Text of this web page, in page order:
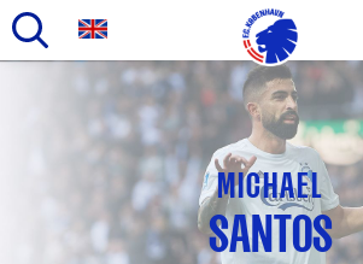
hovedindhold
navigation
MICHAEL
SANTOS